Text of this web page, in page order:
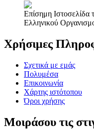
Επίσημη Ιστοσελίδα
Ελληνικού
Χρήσιμες
Σχετικά με εμάς
Πολυμέσα
Επικοινωνία
Χάρτης ιστότοπου
Όροι χρήσης
Μοιράσου τις